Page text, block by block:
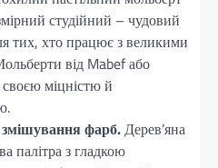
студійний – чудовий
тих, хто працює з великими
від Mabef або
міцністю й
фарб.Дерев’яна
палітра з гладкою